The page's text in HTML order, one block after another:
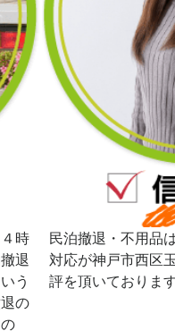
時
退
う
の
民泊撤退・不用品
対応が神戸市西区
評を頂いております